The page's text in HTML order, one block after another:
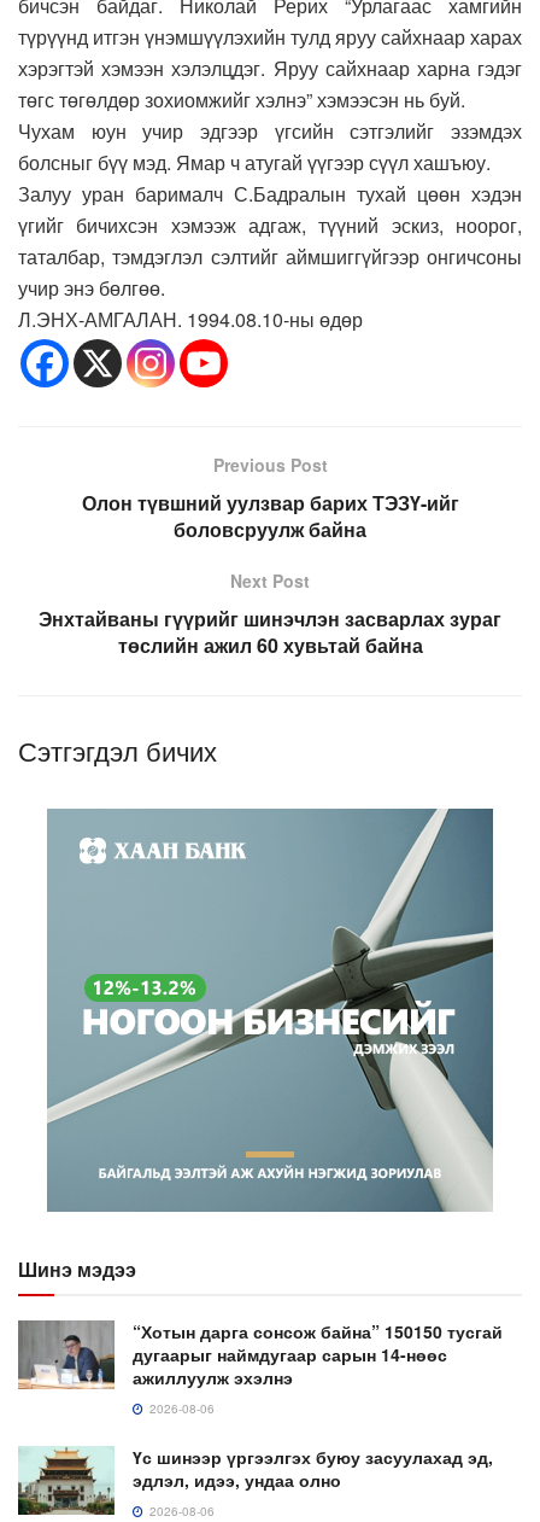
бичсэн байдаг. Николай Рерих “Урлагаас хамгийн
түрүүнд итгэн үнэмшүүлэхийн тулд яруу сайхнаар харах
хэрэгтэй хэмээн хэлэлцдэг. Яруу сайхнаар харна гэдэг
төгс төгөлдөр зохиомжийг хэлнэ” хэмээсэн нь буй.
Чухам юун учир эдгээр үгсийн сэтгэлийг эзэмдэх
болсныг бүү мэд. Ямар ч атугай үүгээр сүүл хашъюу.
Залуу уран барималч С.Бадралын тухай цөөн хэдэн
үгийг бичихсэн хэмээж адгаж, түүний эскиз, ноорог,
таталбар, тэмдэглэл сэлтийг аймшиггүйгээр онгичсоны
учир энэ бөлгөө.
Л.ЭНХ-АМГАЛАН. 1994.08.10-ны өдөр
Previous Post
Олон түвшний уулзвар барих ТЭЗҮ-ийг
боловсруулж байна
Next Post
Энхтайваны гүүрийг шинэчлэн засварлах зураг
төслийн ажил 60 хувьтай байна
Сэтгэгдэл бичих
Шинэ мэдээ
“Хотын дарга сонсож байна” 150150 тусгай
дугаарыг наймдугаар сарын 14-нөөс
ажиллуулж эхэлнэ
2026-08-06
Үс шинээр үргээлгэх буюу засуулахад эд,
эдлэл, идээ, ундаа олно
2026-08-06